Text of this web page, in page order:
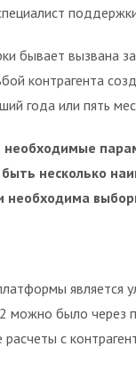
бывает вызвана
контрагента
года или пять
несколько
необходима
является
можно было через
с